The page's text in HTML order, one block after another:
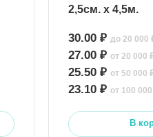
2,5см. x 4,5м.
30.00 ₽ до 20 000
27.00 ₽ от 20 000
25.50 ₽ от 50 000
23.10 ₽ от 100
В